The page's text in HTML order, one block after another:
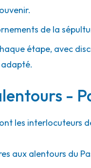
de la
étape, avec
-
les interlocuteurs
aux alentours du